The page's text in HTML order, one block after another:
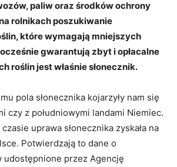
paliw oraz środków ochrony
rolnikach poszukiwanie
które wymagają mniejszych
gwarantują zbyt i opłacalne
roślin jest właśnie słonecznik.
pola słonecznika kojarzyły nam się
czy z południowymi landami Niemiec.
uprawa słonecznika zyskała na
Potwierdzają to dane o
udostępnione przez Agencję